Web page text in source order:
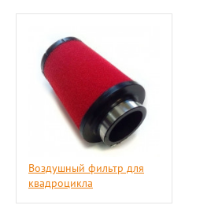
Воздушный фильтр для
квадроцикла